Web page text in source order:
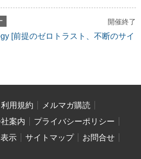
開催終了
[前提のゼロトラスト、不断のサイ
利用規約
メルマガ購読
案内
プライバシーポリシー
示
サイトマップ
お問合せ